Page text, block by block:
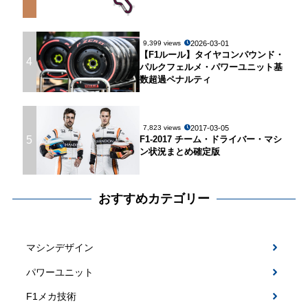
4
9,399 views 2026-03-01
【F1ルール】タイヤコンパウンド・
パルクフェルメ・パワーユニット基
数超過ペナルティ
5
7,823 views 2017-03-05
F1-2017 チーム・ドライバー・マシ
ン状況まとめ確定版
おすすめカテゴリー
マシンデザイン
パワーユニット
F1メカ技術